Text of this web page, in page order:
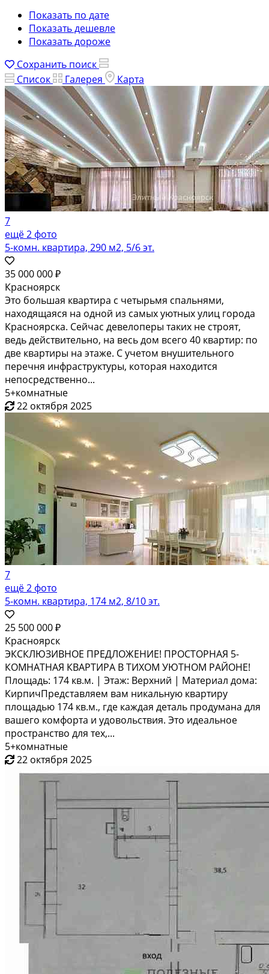
Показать по дате
Показать дешевле
Показать дороже
Сохранить поиск
Список
Галерея Карта
7
ещё 2 фото
5-комн. квартира, 290 м2, 5/6 эт.
35 000 000 ₽
Красноярск
Это большая квартира с четырьмя спальнями,
находящаяся на одной из самых уютных улиц города
Красноярска. Сейчас девелоперы таких не строят,
ведь действительно, на весь дом всего 40 квартир: по
две квартиры на этаже. С учетом внушительного
перечня инфраструктуры, которая находится
непосредственно...
5+комнатные
22 октября 2025
7
ещё 2 фото
5-комн. квартира, 174 м2, 8/10 эт.
25 500 000 ₽
Красноярск
ЭКСКЛЮЗИВНОЕ ПРЕДЛОЖЕНИЕ! ПРОСТОРНАЯ 5-
КОМНАТНАЯ КВАРТИРА В ТИХОМ УЮТНОМ РАЙОНЕ!
Площадь: 174 кв.м. | Этаж: Верхний | Материал дома:
КирпичПредставляем вам никальную квартиру
площадью 174 кв.м., где каждая деталь продумана для
вашего комфорта и удовольствия. Это идеальное
пространство для тех,...
5+комнатные
22 октября 2025